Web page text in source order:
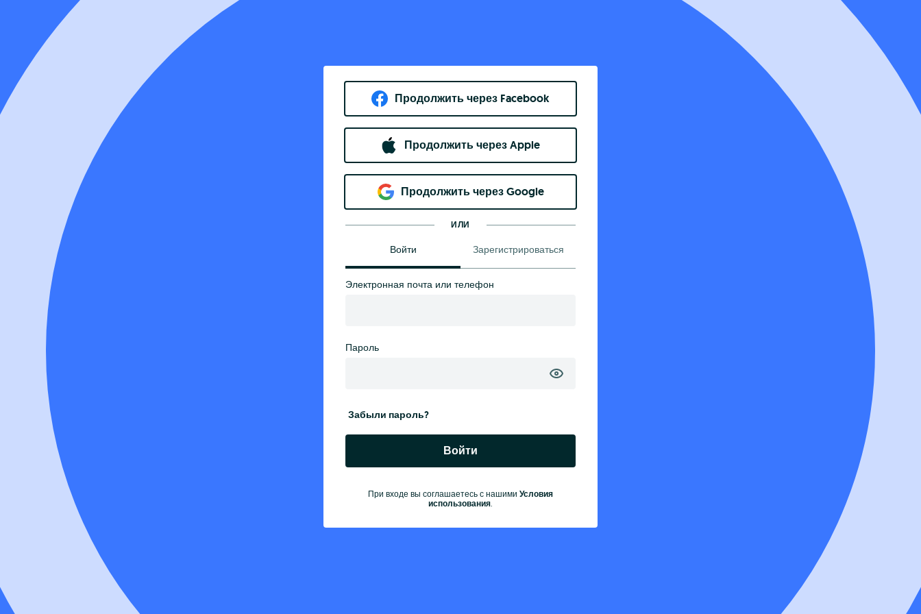
Продолжить через Facebook
Продолжить через Apple
Продолжить через Google
ИЛИ
Войти Зарегистрироваться
Электронная почта или телефон
Пароль
Забыли пароль?
Войти
При входе вы соглашаетесь с нашими Условия
использования.